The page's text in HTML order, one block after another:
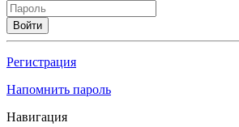
Войти
Регистрация
Напомнить пароль
Навигация